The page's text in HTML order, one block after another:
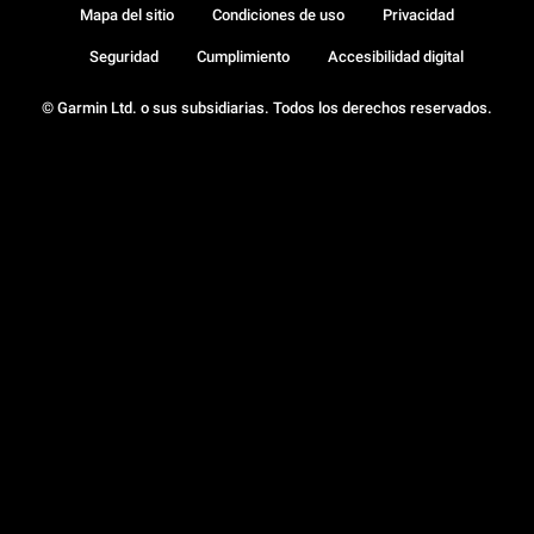
© Garmin Ltd. o sus subsidiarias. Todos los derechos reservados.
Mapa del sitio Condiciones de uso Privacidad
Seguridad Cumplimiento Accesibilidad digital